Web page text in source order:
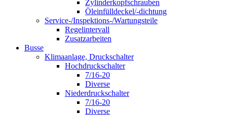
Zylinderkopfschrauben
Öleinfülldeckel/-dichtung
Service-/Inspektions-/Wartungsteile
Regelintervall
Zusatzarbeiten
Busse
Klimaanlage, Druckschalter
Hochdruckschalter
7/16-20
Diverse
Niederdruckschalter
7/16-20
Diverse